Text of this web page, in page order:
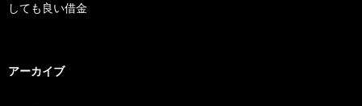
しても良い借金
アーカイブ